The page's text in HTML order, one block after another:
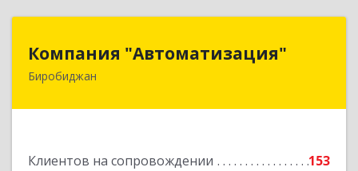
Компания "Автоматизация"
Биробиджан
Клиентов на сопровождении 153
679016, Еврейская Аобл, Биробиджан г,